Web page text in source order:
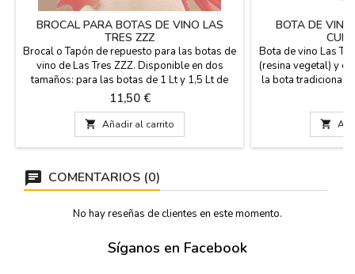
BROCAL PARA BOTAS DE VINO LAS
TRES ZZZ
Brocal o Tapón de repuesto para las botas de
vino de Las Tres ZZZ. Disponible en dos
tamaños: para las botas de 1 Lt y 1,5 Lt de
capacidad (modelo 1) y para botas de 2 litros
y más capacidad (modelo 2). El brocal es de
baquelita. 1 Lt y 1,5 Lt de capacidad
(MODELO 1) 2 litros y más capacidad
(MODELO 2)
Precio
11,50 €
 Añadir al carrito
BOTA DE
Bota de vino Las
(resina vegetal) y
la bota tradicional,
refrescos,
alta graduación.
Pamplona
de uso y

COMENTARIOS (0)
No hay reseñas de clientes en este momento.
Síganos en Facebook